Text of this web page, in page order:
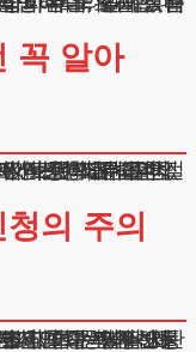
꼭 알아
아집니다.
의 주의
수 있죠.